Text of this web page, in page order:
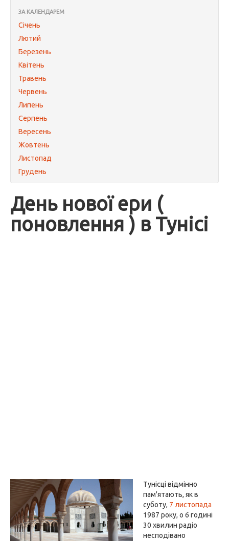
ЗА КАЛЕНДАРЕМ
Січень
Лютий
Березень
Квітень
Травень
Червень
Липень
Серпень
Вересень
Жовтень
Листопад
Грудень
День нової ери (
поновлення ) в Тунісі
Тунісці відмінно
пам'ятають, як в
суботу, 7 листопада
1987 року, о 6 годині
30 хвилин радіо
несподівано